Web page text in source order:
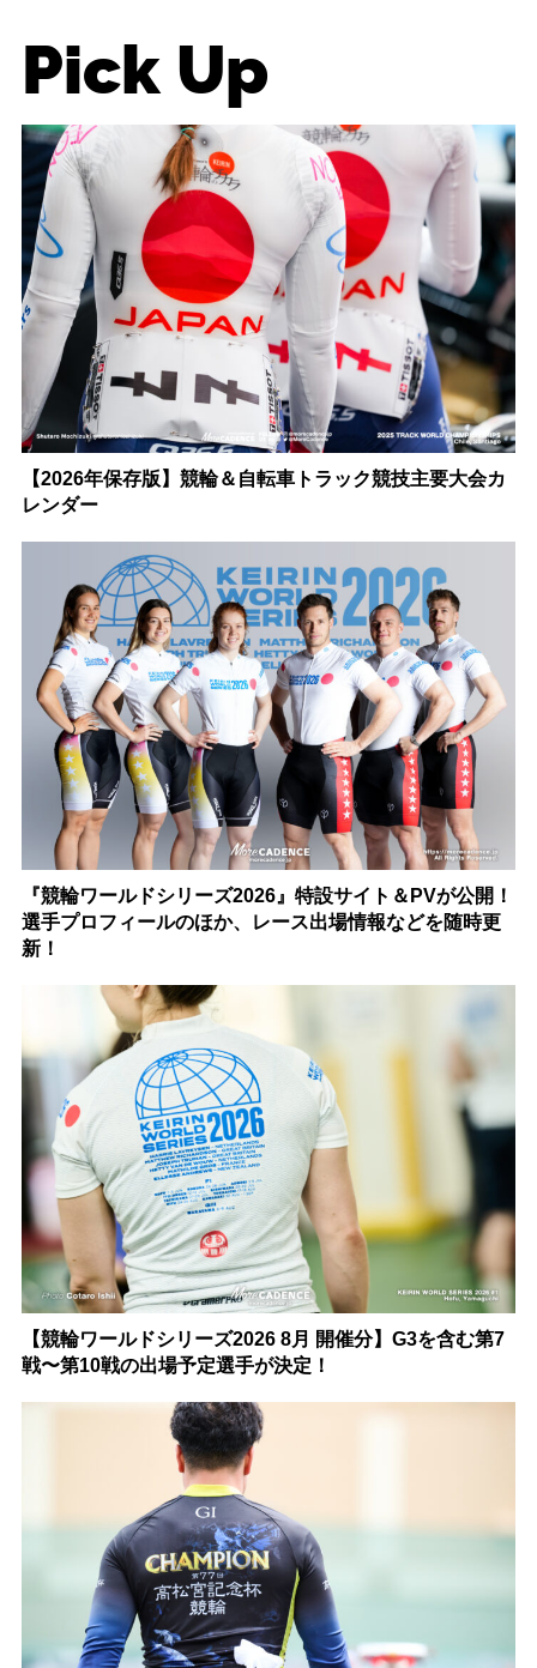
Pick Up
【2026年保存版】競輪＆自転車トラック競技主要大会カ
レンダー
『競輪ワールドシリーズ2026』特設サイト＆PVが公開！
選手プロフィールのほか、レース出場情報などを随時更
新！
【競輪ワールドシリーズ2026 8月 開催分】G3を含む第7
戦〜第10戦の出場予定選手が決定！